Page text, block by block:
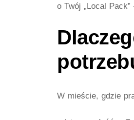
o Twój „Local
W mieście, gdzie